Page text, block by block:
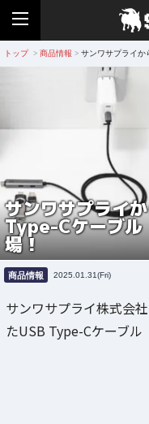
トップ > 商品情報 > サンワサプライか
サンワサプライ
Type-Cケーブ
場！
商品情報 2025.01.31(Fri)
サンワサプライ株式会
たUSB Type-Cケーブル